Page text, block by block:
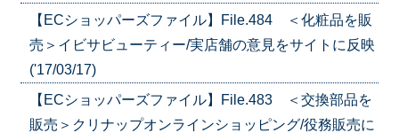
【ECショッパーズファイル】File.484 ＜化粧品を販
売＞イビサビューティー/実店舗の意見をサイトに反映
('17/03/17)
【ECショッパーズファイル】File.483 ＜交換部品を
販売＞クリナップオンラインショッピング/役務販売に